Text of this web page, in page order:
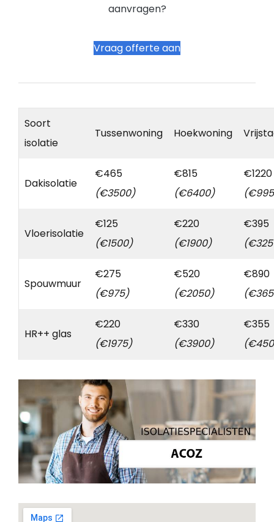
aanvragen?
Vraag offerte aan
Soort
isolatie
Tussenwoning Hoekwoning
Dakisolatie
€465
(€3500)
€815
(€6400)
€1220
Vloerisolatie
€125
(€1500)
€220
(€1900)
€395
Spouwmuur
€275
(€975)
€520
(€2050)
€890
HR++ glas
€220
(€1975)
€330
(€3900)
€355